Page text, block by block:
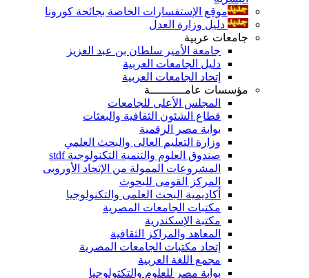
موقع الإستفسارات الخاصة بجائحة كورونا
دليل وزارة العدل
جامعات عربية
جامعة الأمير سلطان بن عبد العزيز
دليل الجامعات العربية
إتحاد الجامعات العربية
مؤسسات عامــــــــــة
المجلس الأعلى للجامعات
قطاع الشئون الثقافية والبعثات
بوابة مصر الرقمية
وزارة التعليم العالى والبحث العلمي
صندوق العلوم والتنمية التكنولوجية stdf
المشروعات الممولة من الإتحاد الأوروبى
المركز القومى للبحوث
أكاديمية البحث العلمى والتكنولوجيا
مكتبات الجامعات المصرية
مكتبة الإسكندرية
المعاهد والمراكز الثقافية
إتحاد مكتبات الجامعات المصرية
مجمع اللغة العربية
بوابة مصر للعلوم والتكتولوجيا